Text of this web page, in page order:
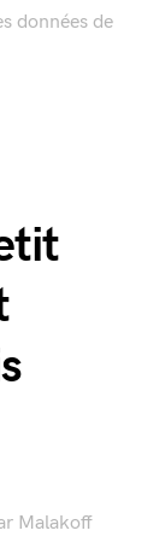
données de
Malakoff